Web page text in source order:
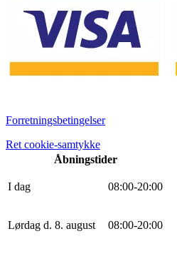
Forretningsbetingelser
Ret cookie-samtykke
Åbningstider
I dag 08:00-20:00
Lørdag d. 8. august 08:00-20:00